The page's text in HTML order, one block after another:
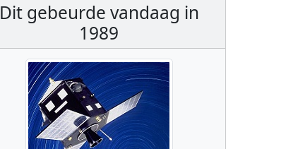
Dit gebeurde vandaag in
1989